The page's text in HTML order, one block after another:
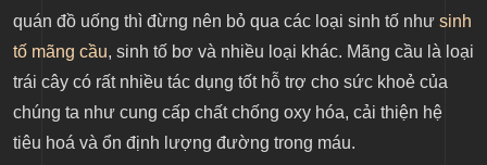
quán đồ uống thì đừng nên bỏ qua các loại sinh tố như sinh
tố mãng cầu, sinh tố bơ và nhiều loại khác. Mãng cầu là loại
trái cây có rất nhiều tác dụng tốt hỗ trợ cho sức khoẻ của
chúng ta như cung cấp chất chống oxy hóa, cải thiện hệ
tiêu hoá và ổn định lượng đường trong máu.